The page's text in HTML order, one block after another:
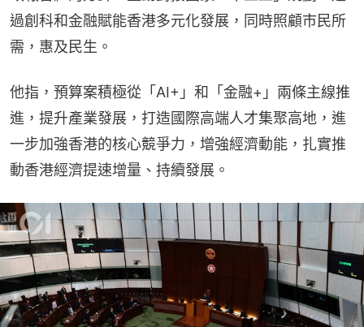
過創科和金融賦能香港多元化發展，同時照顧市民所
需，惠及民生。
他指，預算案積極從「AI+」和「金融+」兩條主線推
進，提升產業發展，打造國際高端人才集聚高地，進
一步加強香港的核心競爭力，增強經濟動能，扎實推
動香港經濟提速增量、持續發展。